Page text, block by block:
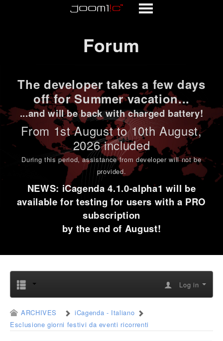
Forum
The developer takes a few days
off for Summer vacation...
...and will be back with charged battery!
From 1stAugust to 10th August,
2026 included
During this period,assistance from developer will not be
provided.
NEWS: iCagenda 4.1.0-alpha1 will be
available for testing for users with a PRO
subscription
by the end of August!
Log in
ARCHIVES
iCagenda - Italiano
Esclusione giorni festivi da eventi ricorrenti